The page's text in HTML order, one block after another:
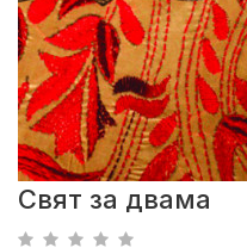
Свят за двама